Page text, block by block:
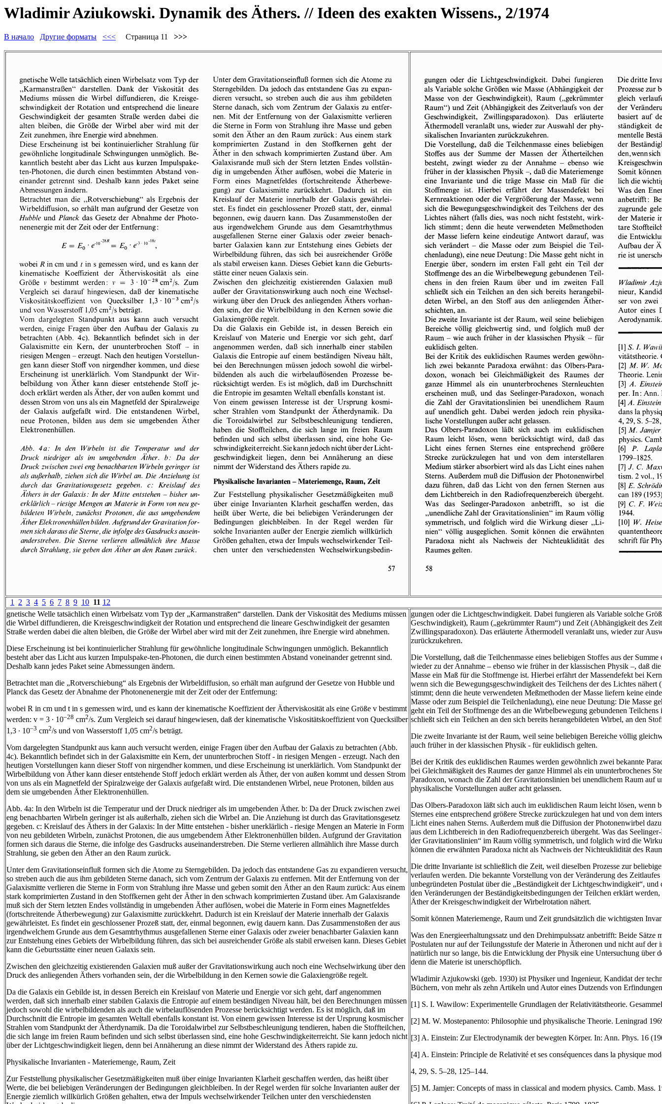
Wladimir Aziukowski. Dynamik des Äthers. // Ideen des exakten Wissens., 2/1974
В начало Другие форматы <<< Страница 11 >>>
1 2 3 4 5 6 7 8 9 10 11 12
gnetische Welle tatsächlich einen Wirbelsatz vom Typ der „Karmanstraßen“ darstellen. Dank der Viskosität des Mediums müssen
die Wirbel diffundieren, die Kreisgeschwindigkeit der Rotation und entsprechend die lineare Geschwindigkeit der gesamten
Straße werden dabei die alten bleiben, die Größe der Wirbel aber wird mit der Zeit zunehmen, ihre Energie wird abnehmen.
Diese Erscheinung ist bei kontinuierlicher Strahlung für gewöhnliche longitudinale Schwingungen unmöglich. Bekanntlich
besteht aber das Licht aus kurzen Impulspake-ten-Photonen, die durch einen bestimmten Abstand voneinander getrennt sind.
Deshalb kann jedes Paket seine Abmessungen ändern.
Betrachtet man die „Rotverschiebung“ als Ergebnis der Wirbeldiffusion, so erhält man aufgrund der Gesetze von Hubble und
Planck das Gesetz der Abnahme der Photonenenergie mit der Zeit oder der Entfernung:
wobei R in cm und t in s gemessen wird, und es kann der kinematische Koeffizient der Ätherviskosität als eine Größe v bestimmt
werden: v = 3 ∙ 10–28 cm2/s. Zum Vergleich sei darauf hingewiesen, daß der kinematische Viskositätskoeffizient von Quecksilber
1,3 ∙ 10–3 cm2/s und von Wasserstoff 1,05 cm2/s beträgt.
Vom dargelegten Standpunkt aus kann auch versucht werden, einige Fragen über den Aufbau der Galaxis zu betrachten (Abb.
4c). Bekanntlich befindet sich in der Galaxismitte ein Kern, der ununterbrochen Stoff - in riesigen Mengen - erzeugt. Nach den
heutigen Vorstellungen kann dieser Stoff von nirgendher kommen, und diese Erscheinung ist unerklärlich. Vom Standpunkt der
Wirbelbildung von Äther kann dieser entstehende Stoff jedoch erklärt werden als Äther, der von außen kommt und dessen Strom
von uns als ein Magnetfeld der Spiralzweige der Galaxis aufgefaßt wird. Die entstandenen Wirbel, neue Protonen, bilden aus
dem sie umgebenden Äther Elektronenhüllen.
Abb. 4a: In den Wirbeln ist die Temperatur und der Druck niedriger als im umgebenden Äther. b: Da der Druck zwischen zwei
eng benachbarten Wirbeln geringer ist als außerhalb, ziehen sich die Wirbel an. Die Anziehung ist durch das Gravitationsgesetz
gegeben. c: Kreislauf des Äthers in der Galaxis: In der Mitte entstehen - bisher unerklärlich - riesige Mengen an Materie in Form
von neu gebildeten Wirbeln, zunächst Protonen, die aus umgebendem Äther Elektronenhüllen bilden. Aufgrund der Gravitation
formen sich daraus die Sterne, die infolge des Gasdrucks auseinanderstreben. Die Sterne verlieren allmählich ihre Masse durch
Strahlung, sie geben den Äther an den Raum zurück.
Unter dem Gravitationseinfluß formen sich die Atome zu Sterngebilden. Da jedoch das entstandene Gas zu expandieren versucht,
so streben auch die aus ihm gebildeten Sterne danach, sich vom Zentrum der Galaxis zu entfernen. Mit der Entfernung von der
Galaxismitte verlieren die Sterne in Form von Strahlung ihre Masse und geben somit den Äther an den Raum zurück: Aus einem
stark komprimierten Zustand in den Stoffkernen geht der Äther in den schwach komprimierten Zustand über. Am Galaxisrande
muß sich der Stern letzten Endes vollständig in umgebenden Äther auflösen, wobei die Materie in Form eines Magnetfeldes
(fortschreitende Ätherbewegung) zur Galaxismitte zurückkehrt. Dadurch ist ein Kreislauf der Materie innerhalb der Galaxis
gewährleistet. Es findet ein geschlossener Prozeß statt, der, einmal begonnen, ewig dauern kann. Das Zusammenstoßen der aus
irgendwelchem Grunde aus dem Gesamtrhythmus ausgefallenen Sterne einer Galaxis oder zweier benachbarter Galaxien kann
zur Entstehung eines Gebiets der Wirbelbildung führen, das sich bei ausreichender Größe als stabil erweisen kann. Dieses Gebiet
kann die Geburtsstätte einer neuen Galaxis sein.
Zwischen den gleichzeitig existierenden Galaxien muß außer der Gravitationswirkung auch noch eine Wechselwirkung über den
Druck des anliegenden Äthers vorhanden sein, der die Wirbelbildung in den Kernen sowie die Galaxiengröße regelt.
Da die Galaxis ein Gebilde ist, in dessen Bereich ein Kreislauf von Materie und Energie vor sich geht, darf angenommen
werden, daß sich innerhalb einer stabilen Galaxis die Entropie auf einem beständigen Niveau hält, bei den Berechnungen müssen
jedoch sowohl die wirbelbildenden als auch die wirbelauflösenden Prozesse berücksichtigt werden. Es ist möglich, daß im
Durchschnitt die Entropie im gesamten Weltall ebenfalls konstant ist. Von einem gewissen Interesse ist der Ursprung kosmischer
Strahlen vom Standpunkt der Ätherdynamik. Da die Toroidalwirbel zur Selbstbeschleunigung tendieren, haben die Stoffteilchen,
die sich lange im freien Raum befinden und sich selbst überlassen sind, eine hohe Geschwindigkeiterreicht. Sie kann jedoch nicht
über der Lichtgeschwindigkeit liegen, denn bei Annäherung an diese nimmt der Widerstand des Äthers rapide zu.
Physikalische Invarianten - Materiemenge, Raum, Zeit
Zur Feststellung physikalischer Gesetzmäßigkeiten muß über einige Invarianten Klarheit geschaffen werden, das heißt über
Werte, die bei beliebigen Veränderungen der Bedingungen gleichbleiben. In der Regel werden für solche Invarianten außer der
Energie ziemlich willkürlich Größen gehalten, etwa der Impuls wechselwirkender Teilchen unter den verschiedensten
gungen oder die Lichtgeschwindigkeit. Dabei fungieren als Variable solche
Geschwindigkeit), Raum („gekrümmter Raum“) und Zeit (Abhängigkeit des
Zwillingsparadoxon). Das erläuterte Äthermodell veranlaßt uns, wieder zur
zurückzukehren.
Die Vorstellung, daß die Teilchenmasse eines beliebigen Stoffes aus der
wieder zu der Annahme – ebenso wie früher in der klassischen Physik –, daß
Masse ein Maß für die Stoffmenge ist. Hierbei erfährt der Massendefekt bei
wenn sich die Bewegungsgeschwindigkeit des Teilchens der des Lichtes
stimmt; denn die heute verwendeten Meßmethoden der Masse liefern keine
Masse oder zum Beispiel die Teilchenladung), eine neue Deutung: Die Masse
geht ein Teil der Stoffmenge des an die Wirbelbewegung gebundenen
schließt sich ein Teilchen an den sich bereits herangebildeten Wirbel, an den
Die zweite Invariante ist der Raum, weil seine beliebigen Bereiche völlig
auch früher in der klassischen Physik - für euklidisch gelten.
Bei der Kritik des euklidischen Raumes werden gewöhnlich zwei bekannte
bei Gleichmäßigkeit des Raumes der ganze Himmel als ein ununterbrochenes
Paradoxon, wonach die Zahl der Gravitationslinien bei unendlichem Raum auf
physikalische Vorstellungen außer acht gelassen.
Das Olbers-Paradoxon läßt sich auch im euklidischen Raum leicht lösen, wenn
Sternes eine entsprechend größere Strecke zurückzulegen hat und von dem
Licht eines nahen Sterns. Außerdem muß die Diffusion der Photonenwirbel
aus dem Lichtbereich in den Radiofrequenzbereich übergeht. Was das
der Gravitationslinien“ im Raum völlig symmetrisch, und folglich wird die
können die erwähnten Paradoxa nicht als Nachweis der Nichteuklidität des
Die dritte Invariante ist schließlich die Zeit, weil dieselben Prozesse zur
verlaufen werden. Die bekannte Vorstellung von der Veränderung des
unbegründeten Postulat über die „Beständigkeit der Lichtgeschwindigkeit“,
den Veränderungen der Beständigkeitsbedingungen der Teilchen erklärt
Äther der Kreisgeschwindigkeit der Wirbelrotation nähert.
Somit können Materiemenge, Raum und Zeit grundsätzlich die wichtigsten
Was den Energieerhaltungssatz und den Drehimpulssatz anbetrifft: Beide Sätze
Postulaten nur auf der Teilungsstufe der Materie in Ätheronen und nicht auf der
natürlich nur so lange, bis die Entwicklung der Physik eine Untersuchung über
denn die Materie ist unerschöpflich.
Wladimir Azjukowski (geb. 1930) ist Physiker und Ingenieur, Kandidat der
Büchern, von mehr als zehn Artikeln und Autor eines Dutzends von
[1] S. I. Wawilow: Experimentelle Grundlagen der Relativitätstheorie.
[2] M. W. Mostepanento: Philosophie und physikalische Theorie. Leningrad
[3] A. Einstein: Zur Electrodynamik der bewegten Körper. In: Ann. Phys. 16
[4] A. Einstein: Principle de Relativité et ses conséquences dans la physique
4, 29, S. 5–28, 125–144.
[5] M. Jamjer: Concepts of mass in classical and modern physics. Camb. Mass.